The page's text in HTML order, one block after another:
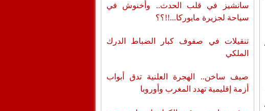
سانشيز في قلب الحدث.. وأخنوش في
سياحة لجزيرة مايوركا...!!؟؟
تنقيلات في صفوف كبار الضباط الدرك
الملكي
صيف ساخن.. الهجرة العلنية تدق أبواب
أزمة إقليمية تهدد المغرب وأوروبا